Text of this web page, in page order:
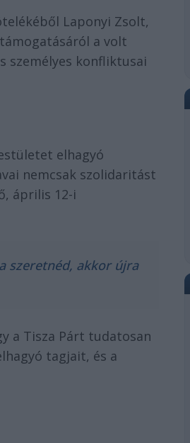
Laponyi Zsolt,
a volt
személyes konfliktusai
elhagyó
nemcsak szolidaritást
április 12-i
szeretnéd, akkor újra
a Tisza Párt tudatosan
tagjait, és a